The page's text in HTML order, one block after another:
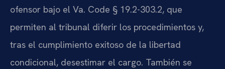
ofensor bajo el Va. Code § 19.2-303.2, que
permiten al tribunal diferir los procedimientos y,
tras el cumplimiento exitoso de la libertad
condicional, desestimar el cargo. También se